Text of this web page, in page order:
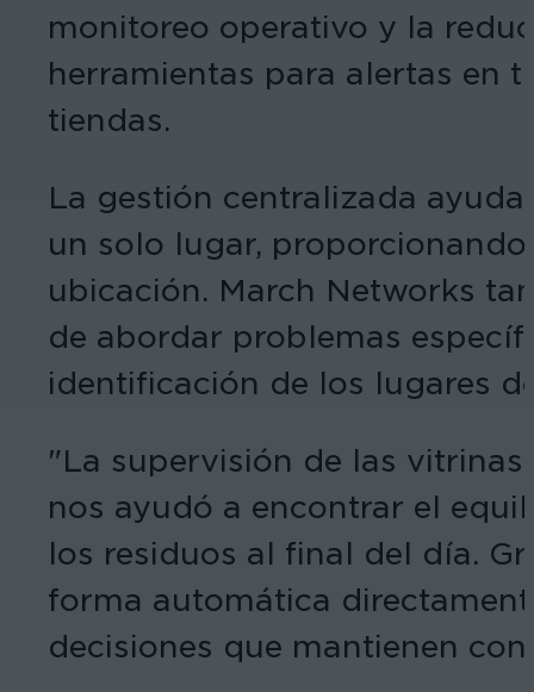
monitoreo operativo y la
herramientas para alertas en
tiendas.
La gestión centralizada
un solo lugar,
ubicación. March Networks
de abordar problemas
identificación de los lugares
"La supervisión de las
nos ayudó a encontrar el
los residuos al final del día.
forma automática
decisiones que mantienen